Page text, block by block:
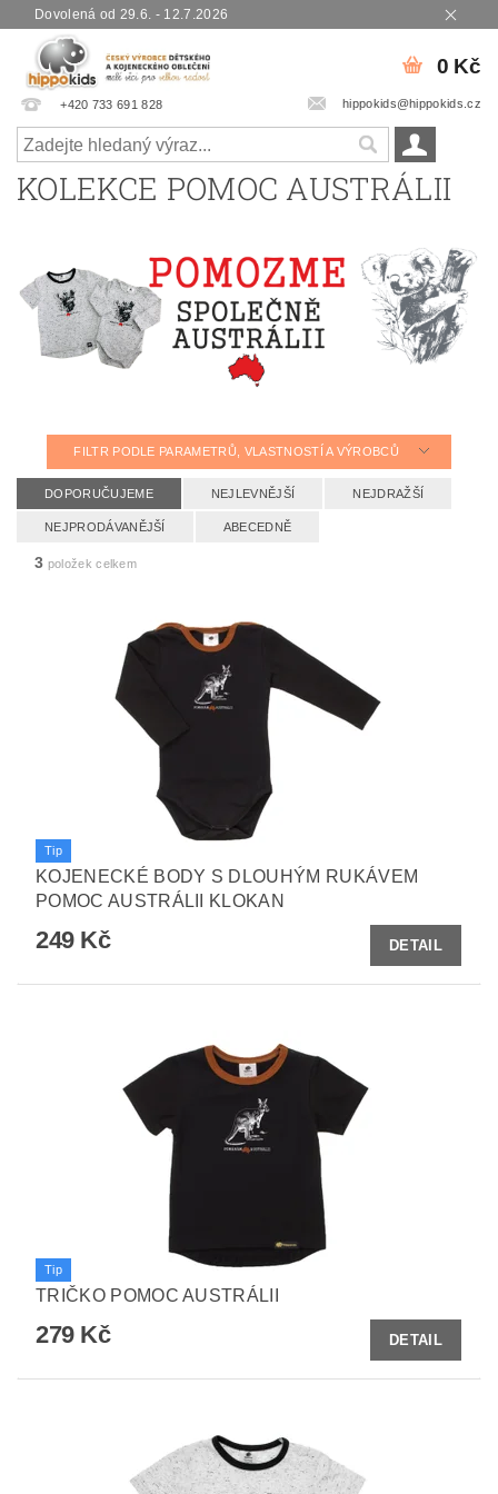
Dovolená od 29.6. - 12.7.2026
+420 733 691 828 hippokids@hippokids.cz
0 Kč
KOLEKCE POMOC AUSTRÁLII
FILTR PODLE PARAMETRŮ, VLASTNOSTÍ A VÝROBCŮ
DOPORUČUJEME NEJLEVNĚJŠÍ NEJDRAŽŠÍ
NEJPRODÁVANĚJŠÍ ABECEDNĚ
3 položek celkem
Tip
KOJENECKÉ BODY S DLOUHÝM RUKÁVEM
POMOC AUSTRÁLII KLOKAN
249 Kč DETAIL
Tip
TRIČKO POMOC AUSTRÁLII
279 Kč DETAIL